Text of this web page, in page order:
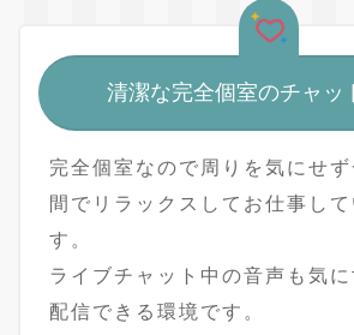
清潔な完全個室のチャッ
完全個室なので周りを気にせ
間でリラックスしてお仕事して
す。
ライブチャット中の音声も気に
配信できる環境です。